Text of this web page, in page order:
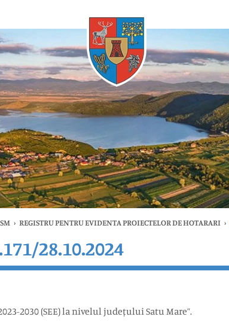
› REGISTRU PENTRU EVIDENTA PROIECTELOR DE HOTARARI ›
28.10.2024
2030 (SEE) la nivelul județului Satu Mare”.